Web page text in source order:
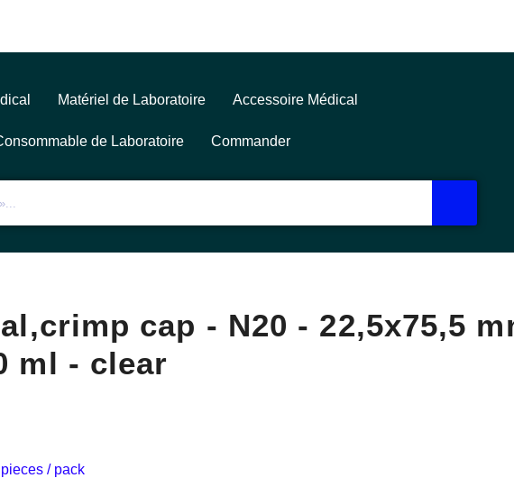
Matériel de Laboratoire Accessoire Médical
de Laboratoire Commander
cap - N20 - 22,5x75,5
ml - clear
/ pack